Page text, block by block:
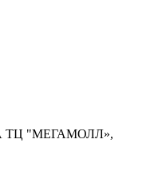
ТЦ "МЕГАМОЛЛ»,